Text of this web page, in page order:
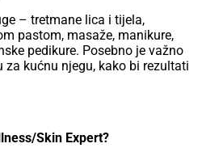
– tretmane lica i tijela,
pastom, masaže, manikure,
pedikure. Posebno je važno
kućnu njegu, kako bi rezultati
Skin Expert?